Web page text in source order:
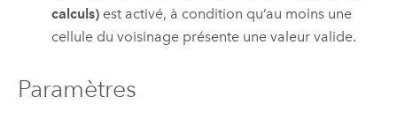
calculs) est activé, à condition qu’au moins une
cellule du voisinage présente une valeur valide.
Paramètres